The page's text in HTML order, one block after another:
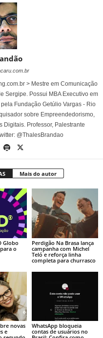
> Mestre em Comunicação
Sergipe. Possui MBA Executivo em
Fundação Getúlio Vargas - Rio
sobre Empreendedorismo,
Digitais. Professor, Palestrante
@ThalesBrandao
Mais do autor
Globo
o
Perdigão Na Brasa lança
campanha com Michel
Teló e reforça linha
completa para churrasco
novas
e
WhatsApp bloqueia
contas de usuários no